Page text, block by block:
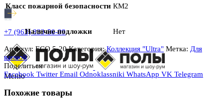
+7 (963) 833-50-99
Меню
Класс пожарной безопасности КМ2
Наличие подложки Нет
Артикул: ECO 5-20 Категория:Коллекция "Ultra" Метка: Для
ванной
Поделиться
Facebook Twitter Email Odnoklassniki WhatsApp VK Telegram
Похожие товары